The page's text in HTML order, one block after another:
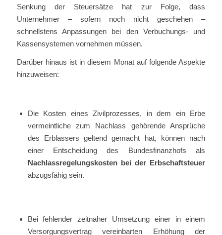
Senkung der Steuersätze hat zur Folge, dass
Unternehmer – sofern noch nicht geschehen –
schnellstens Anpassungen bei den Verbuchungs- und
Kassensystemen vornehmen müssen.
Darüber hinaus ist in diesem Monat auf folgende Aspekte
hinzuweisen:
Die Kosten eines Zivilprozesses, in dem ein Erbe
vermeintliche zum Nachlass gehörende Ansprüche
des Erblassers geltend gemacht hat, können nach
einer Entscheidung des Bundesfinanzhofs als
Nachlassregelungskosten bei der Erbschaftsteuer
abzugsfähig sein.
Bei fehlender zeitnaher Umsetzung einer in einem
Versorgungsvertrag vereinbarten Erhöhung der